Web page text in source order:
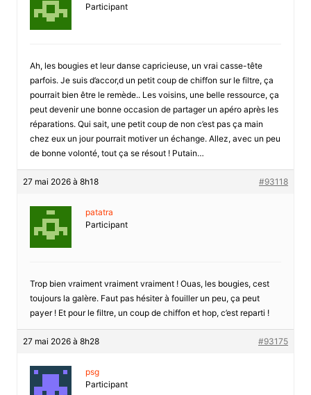
Participant
Ah, les bougies et leur danse capricieuse, un vrai casse-tête
parfois. Je suis d’accor,d un petit coup de chiffon sur le filtre, ça
pourrait bien être le remède.. Les voisins, une belle ressource, ça
peut devenir une bonne occasion de partager un apéro après les
réparations. Qui sait, une petit coup de non c’est pas ça main
chez eux un jour pourrait motiver un échange. Allez, avec un peu
de bonne volonté, tout ça se résout ! Putain…
27 mai 2026 à 8h18 #93118
patatra
Participant
Trop bien vraiment vraiment vraiment ! Ouas, les bougies, cest
toujours la galère. Faut pas hésiter à fouiller un peu, ça peut
payer ! Et pour le filtre, un coup de chiffon et hop, c’est reparti !
27 mai 2026 à 8h28 #93175
psg
Participant